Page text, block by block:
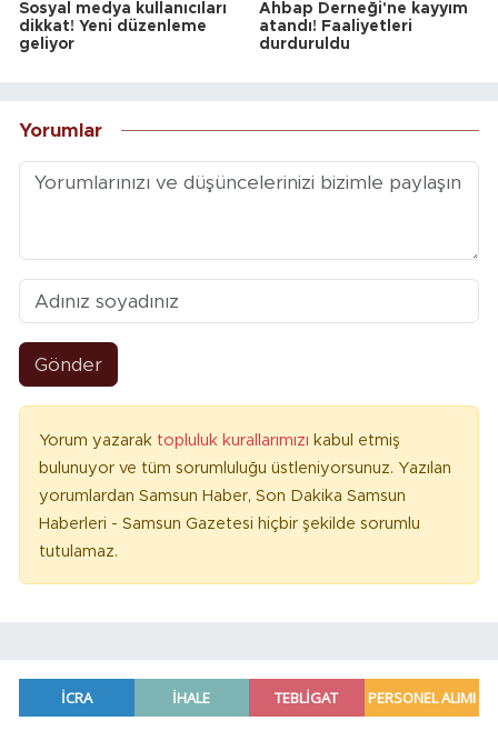
Sosyal medya kullanıcıları
dikkat! Yeni düzenleme
geliyor
Ahbap Derneği'ne kayyım
atandı! Faaliyetleri
durduruldu
Yorumlar
Gönder
Yorum yazarak topluluk kurallarımızı kabul etmiş
bulunuyor ve tüm sorumluluğu üstleniyorsunuz. Yazılan
yorumlardan Samsun Haber, Son Dakika Samsun
Haberleri - Samsun Gazetesi hiçbir şekilde sorumlu
tutulamaz.